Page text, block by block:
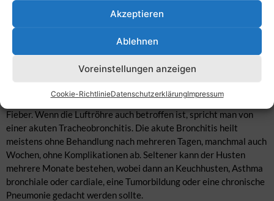
Akzeptieren
Ablehnen
Voreinstellungen anzeigen
Cookie-RichtlinieDatenschutzerklärungImpressum
größeren verzweigten Atemwege. Man unterscheidet die akute
und die chronische Bronchitis. Die akute Bronchitis entsteht in
den meisten aller Fälle aufgrund einer Virusinfektion. Auch in
Verbindung mit anderen Erkrankungen der Atemwege wie
Entzündungen der Luftröhre (Tracheitis) kommt sie vor. Die
Bronchien, in Verbindung mit Husten, Schleimproduktion und
Fieber. Wenn die Luftröhre auch betroffen ist, spricht man von
einer akuten Tracheobronchitis. Die akute Bronchitis heilt
meistens ohne Behandlung nach mehreren Tagen, manchmal auch
Wochen, ohne Komplikationen ab. Seltener kann der Husten
mehrere Monate bestehen, wobei dann an Keuchhusten, Asthma
bronchiale oder cardiale, eine Tumorbildung oder eine chronische
Pneumonie gedacht werden sollte.